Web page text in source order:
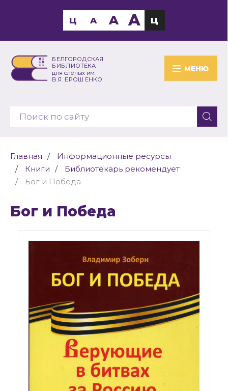
БЕЛГОРОДСКАЯ
БИБЛИОТЕКА
для слепых им.
В.Я. ЕРОШЕНКО
МЕНЮ
Ц A A A Ц
Главная
Информационные ресурсы
Книги
Библиотекарь рекомендует
Бог и Победа
Бог и Победа